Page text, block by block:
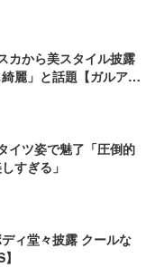
カから美スタイル披露
麗」と話題【ガルアワ
イツ姿で魅了「圧倒的
すぎる」
ィ堂々披露 クールな